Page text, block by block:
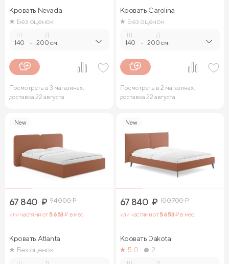
Кровать Nevada
Без оценок
140 -
Д.
200 см.
Посмотреть в 3 магазинах,
доставка 22 августа
Кровать Carolina
Без оценок
140 -
Д.
200 см.
Посмотреть в 2 магазинах,
доставка 22 августа
New
67 840 ₽ 94 000₽
или частями от5 653₽ в мес.
Кровать Atlanta
Без оценок
New
67 840 ₽ 100 700₽
или частями от5 653₽ в мес.
Кровать Dakota
5.0
2